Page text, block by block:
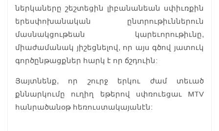
ներկաները շեշտեցին լիբանանեան սփիւռքին
երեսփոխանական ընտրութիւններուն
մասնակցութեան կարեւորութիւնը,
միաժամանակ յիշեցնելով, որ այս գծով յատուկ
գործընթացքներ հարկ է որ ճշդուին:
Յայտնենք, որ շուրջ երկու ժամ տեւած
քննարկումը ուղիղ եթերով սփռուեցաւ MTV
հանրածանօթ հեռուստակայանէն: